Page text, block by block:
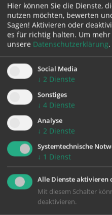
Bildungshaus Greisinghof
Mistlberg 20
4284 Tragwein
Hier können Sie die Dienste,
nutzen möchten, bewerten
Sagen! Aktivieren oder
es für richtig halten. Um
unsere Datenschutzerklärung.
Social Media
↓ 2 Dienste
Sonstiges
↓ 4 Dienste
Analyse
↓ 2 Dienste
Systemtechnische
↓ 1 Dienst
Alle Dienste aktivieren
Mit diesem Schalter
deaktivieren.